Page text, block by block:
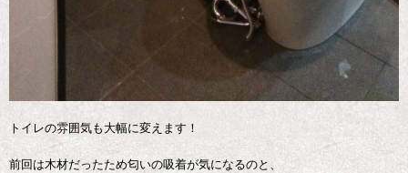
トイレの雰囲気も大幅に変えます！
前回は木材だったため匂いの吸着が気になるのと、